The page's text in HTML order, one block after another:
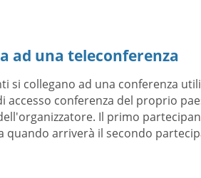
ad una teleconferenza
si collegano ad una conferenza
accesso conferenza del proprio
Il primo
quando arriverà il secondo